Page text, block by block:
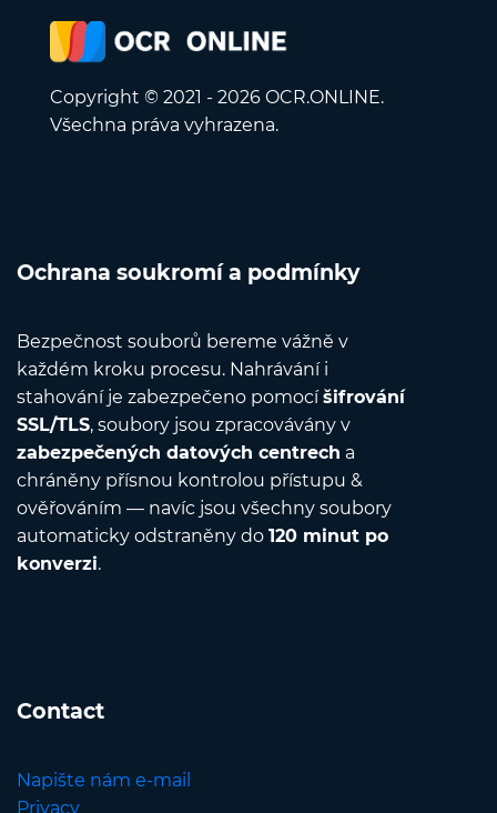
Copyright © 2021 - 2026 OCR.ONLINE.
Všechna práva vyhrazena.
Ochrana soukromí a podmínky
Bezpečnost souborů bereme vážně v
každém kroku procesu. Nahrávání i
stahování je zabezpečeno pomocíšifrování
SSL/TLS, soubory jsou zpracovávány v
zabezpečených datových centrech a
chráněny přísnou kontrolou přístupu &
ověřováním — navíc jsou všechny soubory
automaticky odstraněny do 120 minut po
konverzi.
Contact
Napište nám e-mail
Privacy